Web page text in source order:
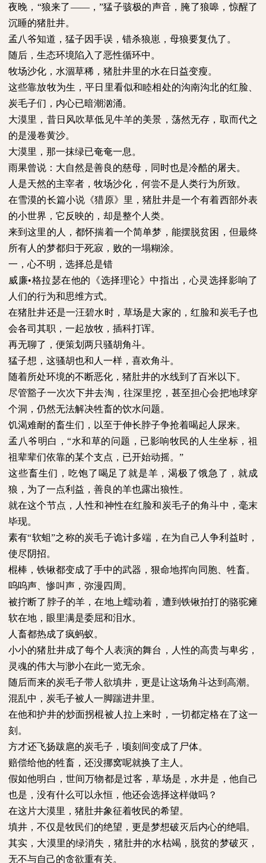
夜晚，“狼来了——，”猛子骇极的声音，腌了狼嗥，惊醒了
沉睡的猪肚井。
孟八爷知道，猛子因手误，错杀狼崽，母狼要复仇了。
随后，生态环境陷入了恶性循环中。
牧场沙化，水涸草稀，猪肚井里的水在日益变瘦。
这些靠放牧为生，平日里看似和睦相处的沟南沟北的红脸、
炭毛子们，内心已暗潮汹涌。
大漠里，昔日风吹草低见牛羊的美景，荡然无存，取而代之
的是漫卷黄沙。
大漠里，那一抹绿已奄奄一息。
雨果曾说：大自然是善良的慈母，同时也是冷酷的屠夫。
人是天然的主宰者，牧场沙化，何尝不是人类行为所致。
在雪漠的长篇小说《猎原》里，猪肚井是一个有着西部外表
的小世界，它反映的，却是整个人类。
来到这里的人，都怀揣着一个简单梦，能摆脱贫困，但最终
所有人的梦都归于死寂，败的一塌糊涂。
一，心不明，选择总是错
威廉•格拉瑟在他的《选择理论》中指出，心灵选择影响了
人们的行为和思维方式。
在猪肚井还是一汪碧水时，草场是大家的，红脸和炭毛子也
会各司其职，一起放牧，插科打诨。
再无聊了，便策划两只骚胡角斗。
猛子想，这骚胡也和人一样，喜欢角斗。
随着所处环境的不断恶化，猪肚井的水线到了百米以下。
尽管豁子一次次下井去淘，往深里挖，甚至担心会把地球穿
个洞，仍然无法解决牲畜的饮水问题。
饥渴难耐的畜生们，以至于伸长脖子争抢着喝起人尿来。
孟八爷明白，“水和草的问题，已影响牧民的人生坐标，祖
祖辈辈们依靠的某个支点，已开始动摇。”
这些畜生们，吃饱了喝足了就是羊，渴极了饿急了，就成
狼，为了一点利益，善良的羊也露出狼性。
就在这个节点，人性和神性在红脸和炭毛子的角斗中，毫末
毕现。
素有“软蛆”之称的炭毛子诡计多端，在为自己人争利益时，
使尽阴招。
棍棒，铁锹都变成了手中的武器，狠命地挥向同胞、牲畜。
呜呜声、惨叫声，弥漫四周。
被拧断了脖子的羊，在地上蠕动着，遭到铁锹拍打的骆驼瘫
软在地，眼里满是委屈和泪水。
人畜都热成了疯蚂蚁。
小小的猪肚井成了每个人表演的舞台，人性的高贵与卑劣，
灵魂的伟大与渺小在此一览无余。
随后而来的炭毛子带人欲填井，更是让这场角斗达到高潮。
混乱中，炭毛子被人一脚踹进井里。
在他和护井的炒面拐棍被人拉上来时，一切都定格在了这一
刻。
方才还飞扬跋扈的炭毛子，顷刻间变成了尸体。
赔偿给他的牲畜，还没挪窝呢就换了主人。
假如他明白，世间万物都是过客，草场是，水井是，他自己
也是，没有什么可以永恒，他还会选择这样做吗？
在这片大漠里，猪肚井象征着牧民的希望。
填井，不仅是牧民们的绝望，更是梦想破灭后内心的绝唱。
其实，大漠里的绿消失，猪肚井的水枯竭，脱贫的梦破灭，
无不与自己的贪欲重有关。